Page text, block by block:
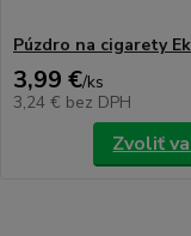
Púzdro na cigarety
3,99 €/ks
3,24 € bez DPH
Zvoliť